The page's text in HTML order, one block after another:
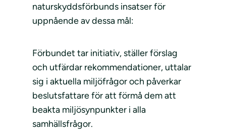
naturskyddsförbunds insatser för
uppnående av dessa mål:
Förbundet tar initiativ, ställer förslag
och utfärdar rekommendationer, uttalar
sig i aktuella miljöfrågor och påverkar
beslutsfattare för att förmå dem att
beakta miljösynpunkter i alla
samhällsfrågor.